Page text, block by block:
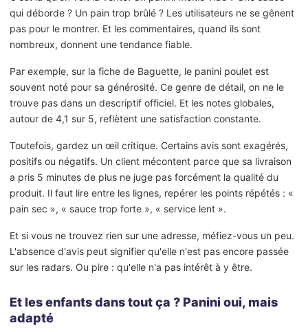
qui déborde ? Un pain trop brûlé ? Les utilisateurs ne se gênent
pas pour le montrer. Et les commentaires, quand ils sont
nombreux, donnent une tendance fiable.
Par exemple, sur la fiche de Baguette, le panini poulet est
souvent noté pour sa générosité. Ce genre de détail, on ne le
trouve pas dans un descriptif officiel. Et les notes globales,
autour de 4,1 sur 5, reflètent une satisfaction constante.
Toutefois, gardez un œil critique. Certains avis sont exagérés,
positifs ou négatifs. Un client mécontent parce que sa livraison
a pris 5 minutes de plus ne juge pas forcément la qualité du
produit. Il faut lire entre les lignes, repérer les points répétés : «
pain sec », « sauce trop forte », « service lent ».
Et si vous ne trouvez rien sur une adresse, méfiez-vous un peu.
L'absence d'avis peut signifier qu'elle n'est pas encore passée
sur les radars. Ou pire : qu'elle n'a pas intérêt à y être.
Et les enfants dans tout ça ? Panini oui, mais
adapté